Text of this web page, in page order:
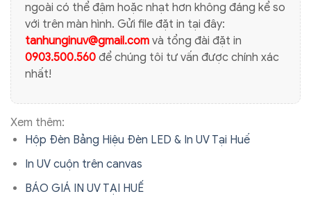
ngoài có thể đậm hoặc nhạt hơn không đáng kể so
với trên màn hình. Gửi file đặt in tại đây:
tanhunginuv@gmail.com và tổng đài đặt in
0903.500.560 để chúng tôi tư vấn được chính xác
nhất!
Xem thêm:
Hộp Đèn Bảng Hiệu Đèn LED & In UV Tại Huế
In UV cuộn trên canvas
BÁO GIÁ IN UV TẠI HUẾ